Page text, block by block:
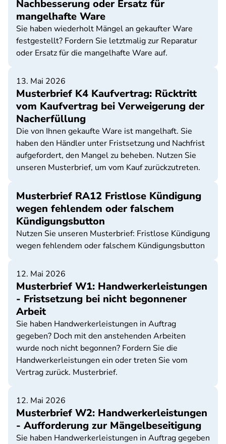
Nachbesserung oder Ersatz für
mangelhafte Ware
Sie haben wiederholt Mängel an gekaufter Ware
festgestellt? Fordern Sie letztmalig zur Reparatur
oder Ersatz für die mangelhafte Ware auf.
13. Mai 2026
Musterbrief K4 Kaufvertrag: Rücktritt
vom Kaufvertrag bei Verweigerung der
Nacherfüllung
Die von Ihnen gekaufte Ware ist mangelhaft. Sie
haben den Händler unter Fristsetzung und Nachfrist
aufgefordert, den Mangel zu beheben. Nutzen Sie
unseren Musterbrief, um vom Kauf zurückzutreten.
Musterbrief RA12 Fristlose Kündigung
wegen fehlendem oder falschem
Kündigungsbutton
Nutzen Sie unseren Musterbrief: Fristlose Kündigung
wegen fehlendem oder falschem Kündigungsbutton
12. Mai 2026
Musterbrief W1: Handwerkerleistungen
- Fristsetzung bei nicht begonnener
Arbeit
Sie haben Handwerkerleistungen in Auftrag
gegeben? Doch mit den anstehenden Arbeiten
wurde noch nicht begonnen? Fordern Sie die
Handwerkerleistungen ein oder treten Sie vom
Vertrag zurück. Musterbrief.
12. Mai 2026
Musterbrief W2: Handwerkerleistungen
- Aufforderung zur Mängelbeseitigung
Sie haben Handwerkerleistungen in Auftrag gegeben